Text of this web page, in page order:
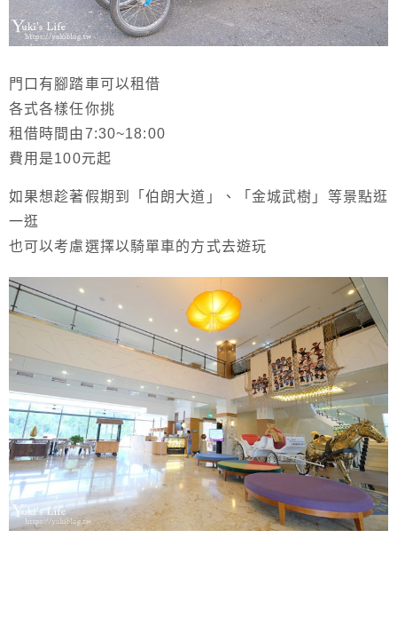
門口有腳踏車可以租借
各式各樣任你挑
租借時間由7:30~18:00
費用是100元起
如果想趁著假期到「伯朗大道」、「金城武樹」等景點逛
一逛
也可以考慮選擇以騎單車的方式去遊玩